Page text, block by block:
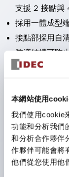
本網站使用
我們使用cookie
功能和分析我們
和分析合作夥伴
作夥伴可能會將
他們從您使用他
支援 2 接點與
採用一體成型
接點部採用自
防護結構可防
鈕開關為 IP40
三種功能集結
完整支援全球
一顆 LED 燈泡
需分色管理的
顏色。